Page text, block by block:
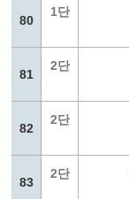
80
1단
81
2단
82
2단
83
2단